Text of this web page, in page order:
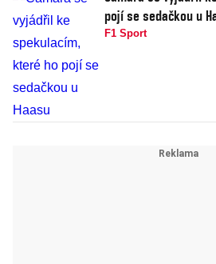
pojí se sedačkou u
F1 Sport